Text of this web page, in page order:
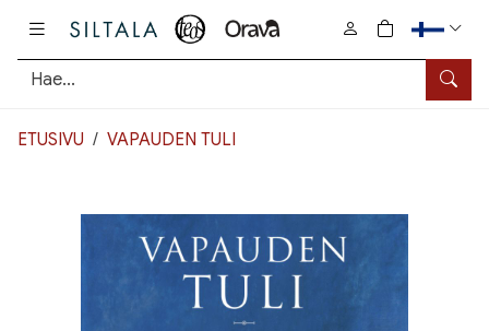
Hae
0
tuotetta
ETUSIVU VAPAUDEN TULI